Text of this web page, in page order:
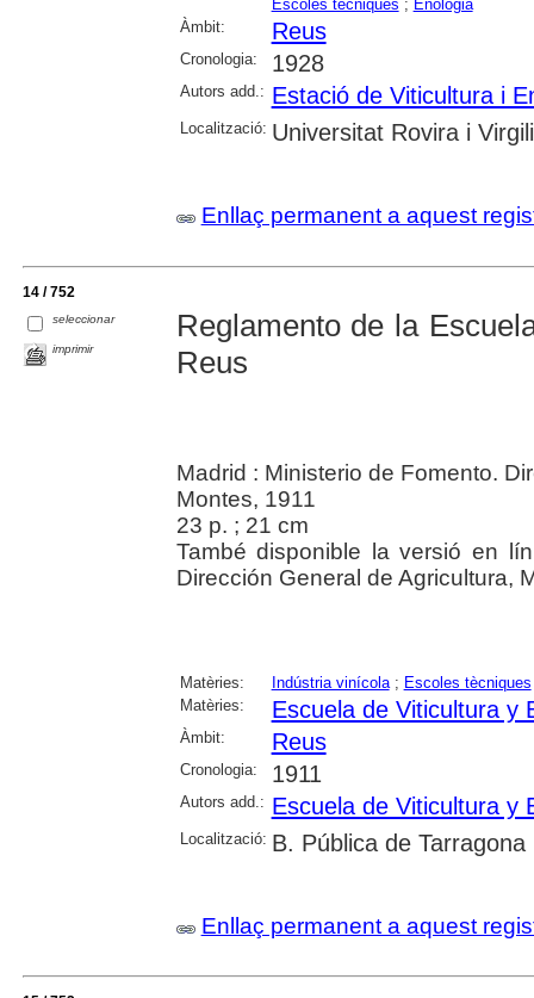
Escoles tècniques ; Enologia
Àmbit:
Reus
Cronologia: 1928
Autors add.: Estació de Viticultura i
Localització: Universitat Rovira i Virgili
Enllaç permanent a aquest
14 / 752
seleccionar
imprimir
Reglamento de la
Reus
Madrid : Ministerio de Fomento.
Montes, 1911
23 p. ; 21 cm
També disponible la versió en
Dirección General de Agricultura,
Matèries: Indústria vinícola; Escoles tècniques
Matèries:
Escuela de Viticultura y
Àmbit: Reus
Cronologia: 1911
Autors add.: Escuela de Viticultura y
Localització: B. Pública de Tarragona
Enllaç permanent a aquest